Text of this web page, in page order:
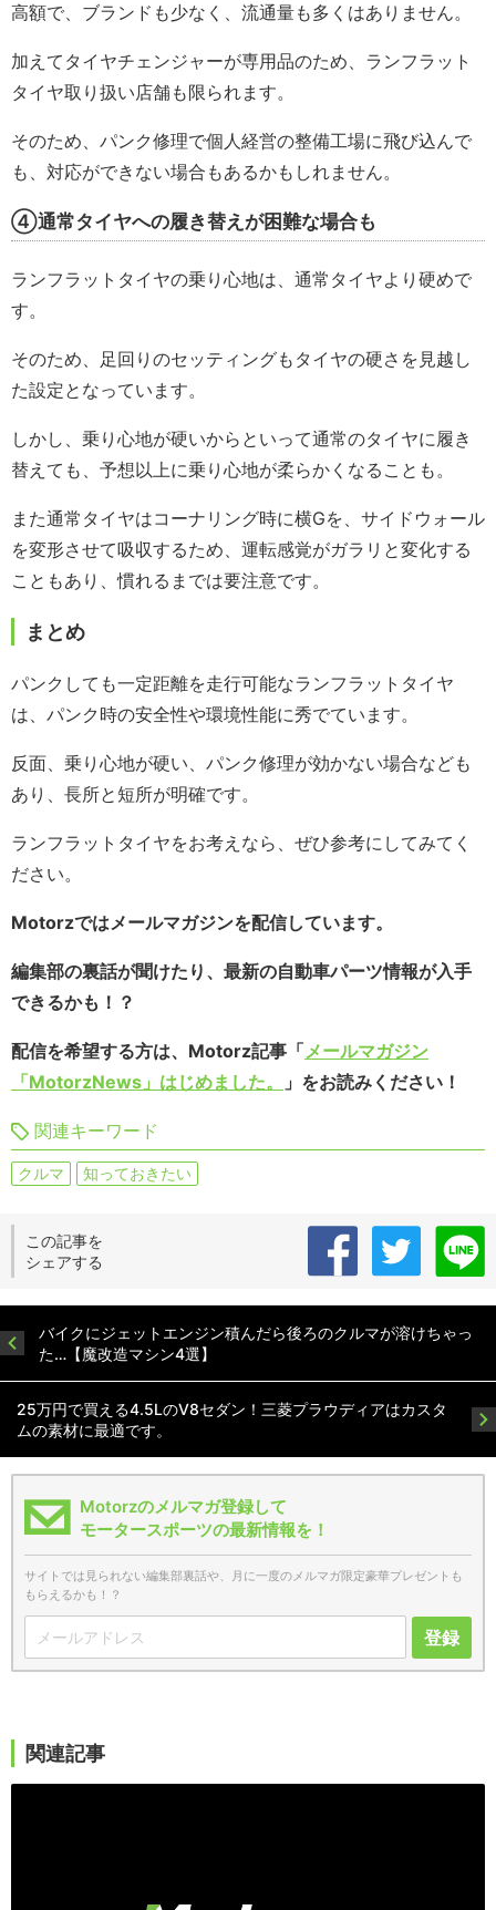
高額で、ブランドも少なく、流通量も多くはありません。
加えてタイヤチェンジャーが専用品のため、ランフラット
タイヤ取り扱い店舗も限られます。
そのため、パンク修理で個人経営の整備工場に飛び込んで
も、対応ができない場合もあるかもしれません。
④通常タイヤへの履き替えが困難な場合も
ランフラットタイヤの乗り心地は、通常タイヤより硬めで
す。
そのため、足回りのセッティングもタイヤの硬さを見越し
た設定となっています。
しかし、乗り心地が硬いからといって通常のタイヤに履き
替えても、予想以上に乗り心地が柔らかくなることも。
また通常タイヤはコーナリング時に横Gを、サイドウォール
を変形させて吸収するため、運転感覚がガラリと変化する
こともあり、慣れるまでは要注意です。
まとめ
パンクしても一定距離を走行可能なランフラットタイヤ
は、パンク時の安全性や環境性能に秀でています。
反面、乗り心地が硬い、パンク修理が効かない場合なども
あり、長所と短所が明確です。
ランフラットタイヤをお考えなら、ぜひ参考にしてみてく
ださい。
Motorzではメールマガジンを配信しています。
編集部の裏話が聞けたり、最新の自動車パーツ情報が入手
できるかも！？
配信を希望する方は、Motorz記事「メールマガジン
「MotorzNews」はじめました。
」をお読みください！
関連キーワード
クルマ 知っておきたい
この記事を
シェアする
バイクにジェットエンジン積んだら後ろのクルマが溶けちゃっ
た…【魔改造マシン4選】
25万円で買える4.5LのV8セダン！三菱プラウディアはカスタ
ムの素材に最適です。
Motorzのメルマガ登録して
モータースポーツの最新情報を！
サイトでは見られない編集部裏話や、月に一度のメルマガ限定豪華プレゼントも
もらえるかも！？
登録
関連記事